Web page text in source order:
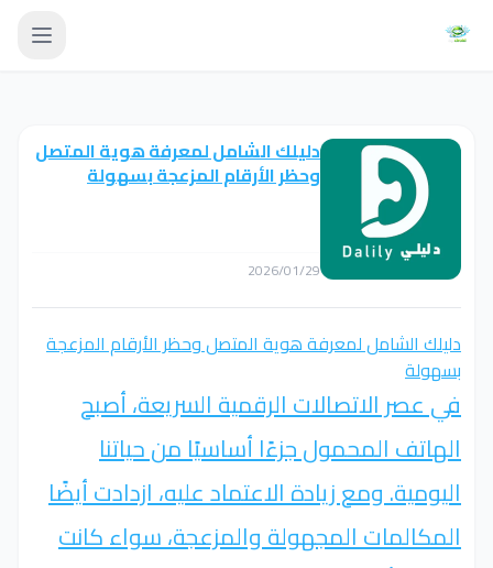
دليلك الشامل لمعرفة هوية المتصل
وحظر الأرقام المزعجة بسهولة
2026/01/29
دليلك الشامل لمعرفة هوية المتصل وحظر الأرقام المزعجة
بسهولة
في عصر الاتصالات الرقمية السريعة، أصبح
الهاتف المحمول جزءًا أساسيًا من حياتنا
اليومية. ومع زيادة الاعتماد عليه، ازدادت أيضًا
المكالمات المجهولة والمزعجة، سواء كانت